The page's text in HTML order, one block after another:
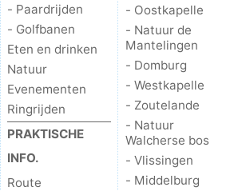
- Paardrijden
- Golfbanen
Eten en drinken
Natuur
Evenementen
Ringrijden
PRAKTISCHE
INFO.
Route
- Oostkapelle
- Natuur de
Mantelingen
- Domburg
- Westkapelle
- Zoutelande
- Natuur
Walcherse bos
- Vlissingen
- Middelburg